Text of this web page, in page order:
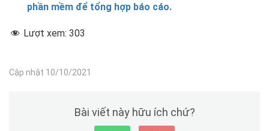
phần mềm để tổng hợp báo cáo.
Lượt xem: 303
Cập nhật 10/10/2021
Bài viết này hữu ích chứ?